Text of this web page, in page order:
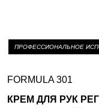
ПРОФЕССИОНАЛЬНОЕ
FORMULA 301
КРЕМ ДЛЯ РУК